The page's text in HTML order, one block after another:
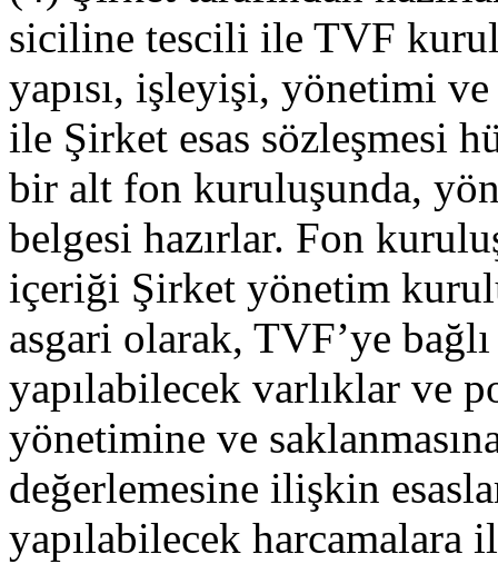
siciline tescili ile TVF
yapısı, işleyişi, yönetimi
ile Şirket esas sözleşmesi
bir alt fon kuruluşunda,
belgesi hazırlar. Fon
içeriği Şirket yönetim
asgari olarak, TVF’ye
yapılabilecek varlıklar ve
yönetimine ve
değerlemesine ilişkin
yapılabilecek harcamalara